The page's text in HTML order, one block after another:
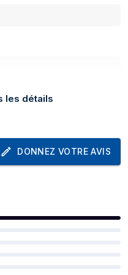
les détails
DONNEZ VOTRE AVIS